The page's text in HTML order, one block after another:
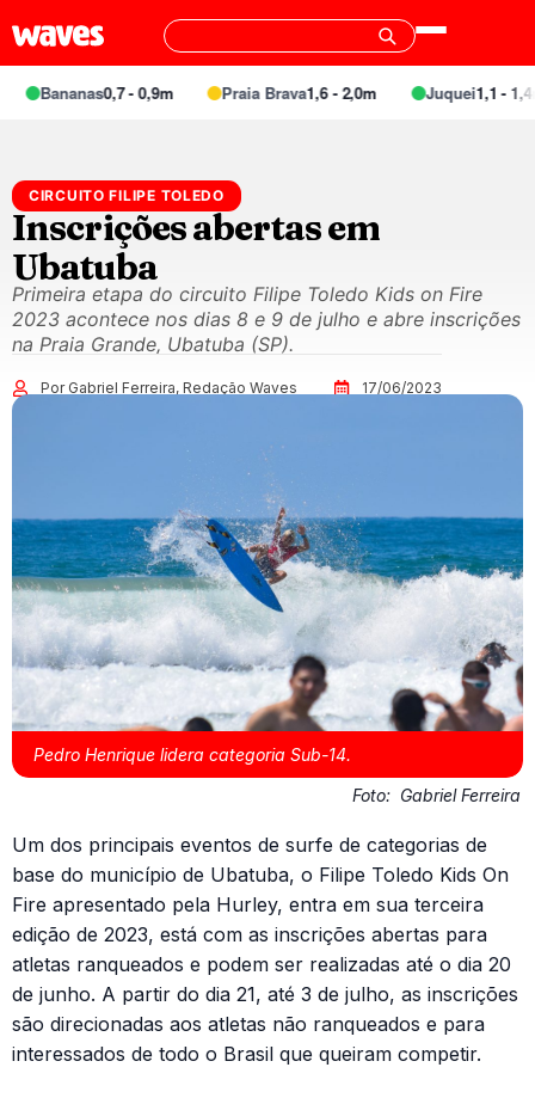
Bananas0,7 - 0,9m Praia Brava1,6 - 2,0m Juquei1,1 - 1,4m
CIRCUITO FILIPE TOLEDO
Inscrições abertas em
Ubatuba
Primeira etapa do circuito Filipe Toledo Kids on Fire
2023 acontece nos dias 8 e 9 de julho e abre inscrições
na Praia Grande, Ubatuba (SP).
Por Gabriel Ferreira, Redação Waves 17/06/2023
Pedro Henrique lidera categoria Sub-14.
Foto: Gabriel Ferreira
Um dos principais eventos de surfe de categorias de
base do município de Ubatuba, o Filipe Toledo Kids On
Fire apresentado pela Hurley, entra em sua terceira
edição de 2023, está com as inscrições abertas para
atletas ranqueados e podem ser realizadas até o dia 20
de junho. A partir do dia 21, até 3 de julho, as inscrições
são direcionadas aos atletas não ranqueados e para
interessados de todo o Brasil que queiram competir.